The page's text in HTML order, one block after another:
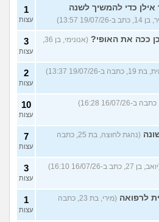
כדי להמשיך לשנה
ב-19/07/26 13:57)
1
עצות
ככה את האופי?
(אנונימי, בן 36,
3
עצות
ב-19/07/26 13:37) 2
עצות
10
עצות
(נהגת לחוצה, בת 25, כתבה
7
עצות
בן 27, כתב ב-16/07/26 16:10) 3
עצות
(מירי, בת 23, כתבה
1
עצות